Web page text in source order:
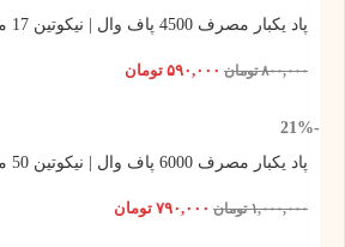
پاد یکبار مصرف 4500 پاف وال | نیکوتین 17 میلی گرم | 9 طعم
۸۰۰,۰۰۰ تومان ۵۹۰,۰۰۰ تومان
-21%
پاد یکبار مصرف 6000 پاف وال | نیکوتین 50 میلی گرم | 13 طعم
۱,۰۰۰,۰۰۰ تومان ۷۹۰,۰۰۰ تومان